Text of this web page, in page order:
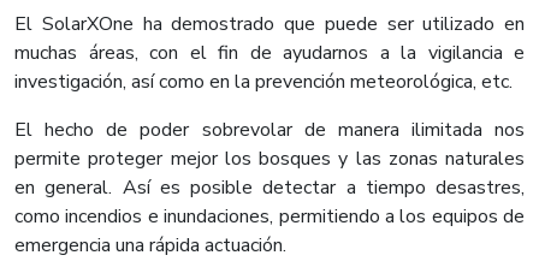
El SolarXOne ha demostrado que puede ser utilizado en
muchas áreas, con el fin de ayudarnos a la vigilancia e
investigación, así como en la prevención meteorológica, etc.
El hecho de poder sobrevolar de manera ilimitada nos
permite proteger mejor los bosques y las zonas naturales
en general. Así es posible detectar a tiempo desastres,
como incendios e inundaciones, permitiendo a los equipos de
emergencia una rápida actuación.